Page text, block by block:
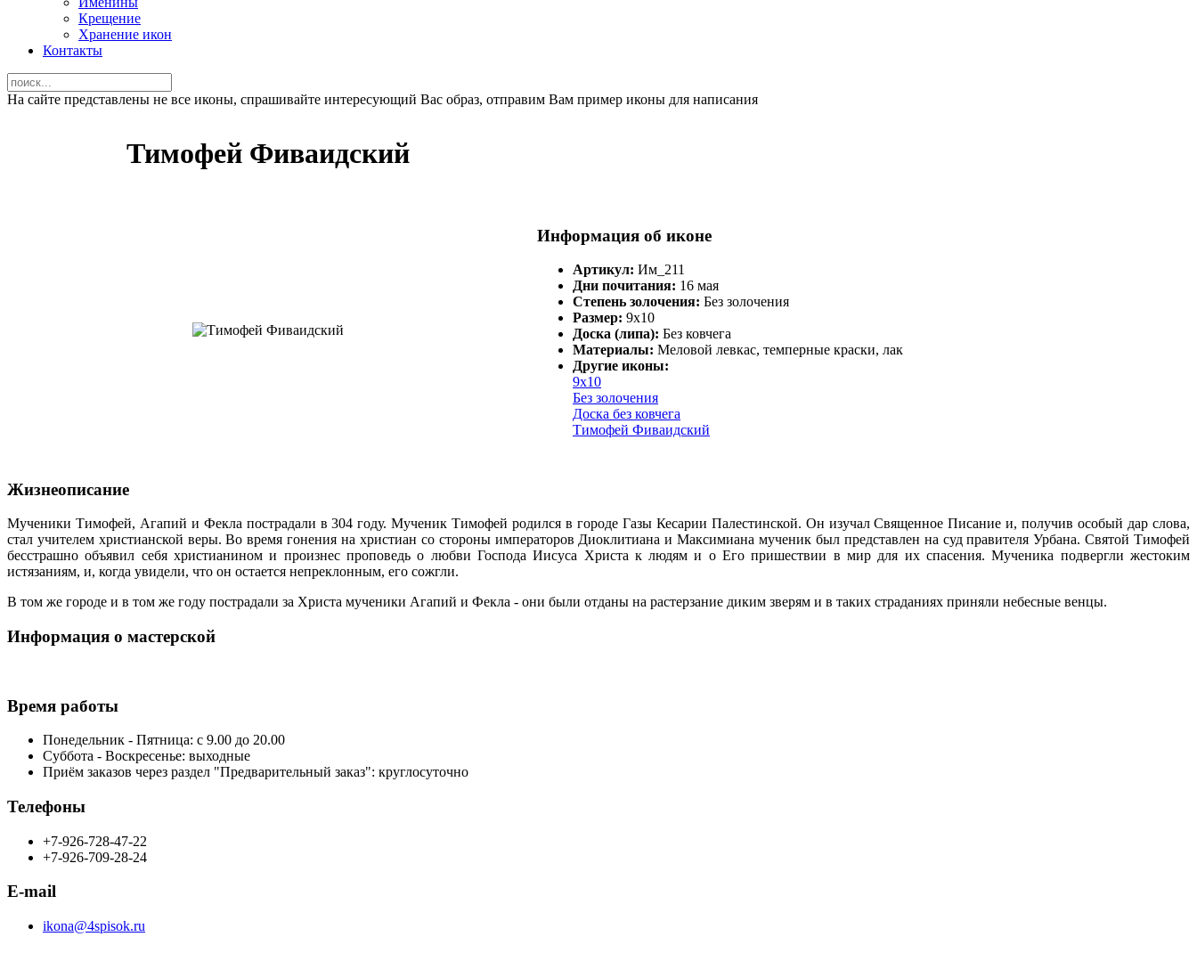
Крещение
Хранение икон
Контакты
На сайте представлены не все иконы, спрашивайте интересующий Вас образ, отправим Вам пример иконы для написания
Тимофей Фиваидский
Информация об иконе
Артикул: Им_211
Дни почитания: 16 мая
Степень золочения: Без золочения
Размер: 9х10
Доска (липа): Без ковчега
Материалы: Меловой левкас, темперные краски, лак
Другие иконы:
9х10
Без золочения
Доска без ковчега
Тимофей Фиваидский
Жизнеописание
Мученики Тимофей, Агапий и Фекла пострадали в 304 году. Мученик Тимофей родился в городе Газы Кесарии Палестинской. Он изучал Священное Писание и, получив особый дар слова,
стал учителем христианской веры. Во время гонения на христиан со стороны императоров Диоклитиана и Максимиана мученик был представлен на суд правителя Урбана. Святой Тимофей
бесстрашно объявил себя христианином и произнес проповедь о любви Господа Иисуса Христа к людям и о Его пришествии в мир для их спасения. Мученика подвергли жестоким
истязаниям, и, когда увидели, что он остается непреклонным, его сожгли.
В том же городе и в том же году пострадали за Христа мученики Агапий и Фекла - они были отданы на растерзание диким зверям и в таких страданиях приняли небесные венцы.
Информация о мастерской
Время работы
Понедельник - Пятница: с 9.00 до 20.00
Суббота - Воскресенье: выходные
Приём заказов через раздел "Предварительный заказ": круглосуточно
Телефоны
+7-926-728-47-22
+7-926-709-28-24
E-mail
ikona@4spisok.ru